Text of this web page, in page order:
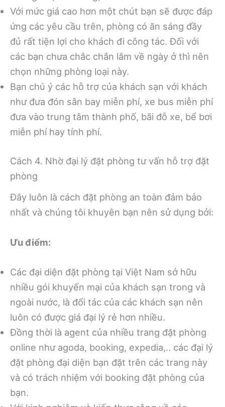
Với mức giá cao hơn một chút bạn sẽ được đáp
ứng các yêu cầu trên, phòng có ăn sáng đầy
đủ rất tiện lợi cho khách đi công tác. Đối với
các bạn chưa chắc chắn lắm về ngày ở thì nên
chọn những phòng loại này.
Bạn chú ý các hỗ trợ của khách sạn với khách
như đưa đón sân bay miễn phí, xe bus miễn phí
đưa vào trung tâm thành phố, bãi đỗ xe, bể bơi
miễn phí hay tính phí.
Cách 4. Nhờ đại lý đặt phòng tư vấn hỗ trợ đặt
phòng
Đây luôn là cách đặt phòng an toàn đảm bảo
nhất và chúng tôi khuyên bạn nên sử dụng bởi:
Ưu điểm:
Các đại diện đặt phòng tại Việt Nam sở hữu
nhiều gói khuyến mại của khách sạn trong và
ngoài nước, là đối tác của các khách sạn nên
luôn có được giá đại lý rẻ hơn nhiều.
Đồng thời là agent của nhiều trang đặt phòng
online như agoda, booking, expedia,.. các đại lý
đặt phòng đại diện bạn đặt trên các trang này
và có trách nhiệm với booking đặt phòng của
bạn.